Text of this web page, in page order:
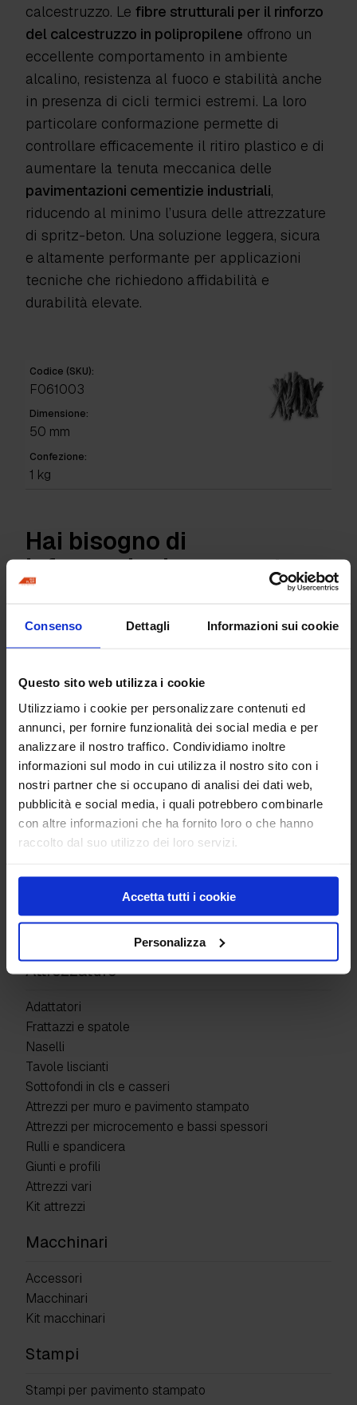
Consenso Dettagli Informazioni sui cookie
Questo sito web utilizza i cookie
Utilizziamo i cookie per personalizzare contenuti ed
annunci, per fornire funzionalità dei social media e per
analizzare il nostro traffico. Condividiamo inoltre
informazioni sul modo in cui utilizza il nostro sito con i
nostri partner che si occupano di analisi dei dati web,
pubblicità e social media, i quali potrebbero combinarle
con altre informazioni che ha fornito loro o che hanno
raccolto dal suo utilizzo dei loro servizi.
Accetta tutti i cookie
Personalizza
calcestruzzo. Le fibre strutturali per il rinforzo
del calcestruzzo in polipropilene offrono un
eccellente comportamento in ambiente
alcalino, resistenza al fuoco e stabilità anche
in presenza di cicli termici estremi. La loro
particolare conformazione permette di
controllare efficacemente il ritiro plastico e di
aumentare la tenuta meccanica delle
pavimentazioni cementizie industriali,
riducendo al minimo l’usura delle attrezzature
di spritz-beton. Una soluzione leggera, sicura
e altamente performante per applicazioni
tecniche che richiedono affidabilità e
durabilità elevate.
Codice (SKU):
F061003
Dimensione:
50 mm
Confezione:
1 kg
Abrasivo Garnet Mesh 80
Filtene
Prodotti
Pavimenti industriali
Superfici Decorative
Detergenti e altro
Attrezzature
Adattatori
Frattazzi e spatole
Naselli
Tavole liscianti
Sottofondi in cls e casseri
Attrezzi per muro e pavimento stampato
Attrezzi per microcemento e bassi spessori
Rulli e spandicera
Giunti e profili
Attrezzi vari
Kit attrezzi
Macchinari
Accessori
Macchinari
Kit macchinari
Stampi
Stampi per pavimento stampato
Hai bisogno di
informazioni per questo
prodotto?